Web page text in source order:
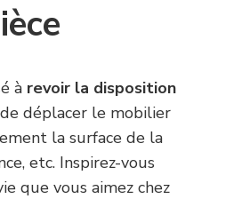
à revoir la disposition
déplacer le mobilier
la surface de la
etc. Inspirez-vous
que vous aimez chez